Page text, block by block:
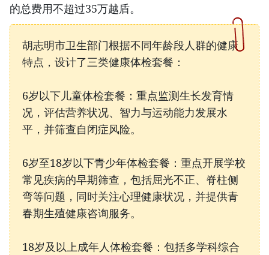
的总费用不超过35万越盾。
胡志明市卫生部门根据不同年龄段人群的健康
特点，设计了三类健康体检套餐：
6岁以下儿童体检套餐：重点监测生长发育情
况，评估营养状况、智力与运动能力发展水
平，并筛查自闭症风险。
6岁至18岁以下青少年体检套餐：重点开展学校
常见疾病的早期筛查，包括屈光不正、脊柱侧
弯等问题，同时关注心理健康状况，并提供青
春期生殖健康咨询服务。
18岁及以上成年人体检套餐：包括多学科综合